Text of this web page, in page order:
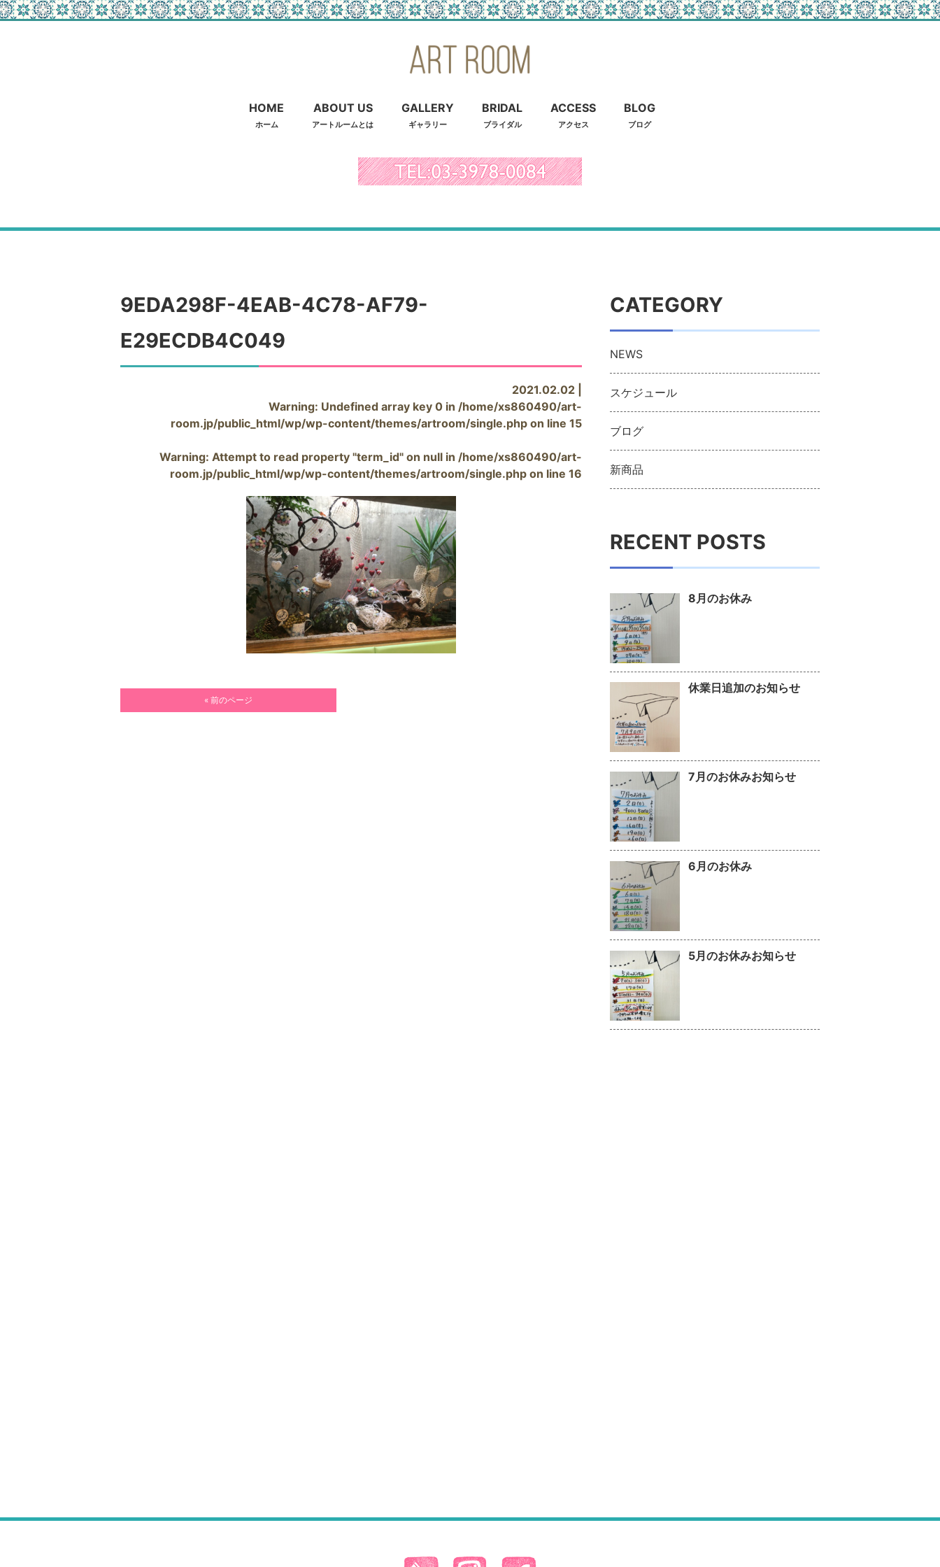
HOME
ホーム
ABOUT US
アートルームとは
GALLERY
ギャラリー
BRIDAL
ブライダル
ACCESS
アクセス
BLOG
ブログ
9EDA298F-4EAB-4C78-AF79-
E29ECDB4C049
2021.02.02 |
Warning: Undefined array key 0 in /home/xs860490/art-
room.jp/public_html/wp/wp-content/themes/artroom/single.php on line 15
Warning: Attempt to read property "term_id" on null in /home/xs860490/art-
room.jp/public_html/wp/wp-content/themes/artroom/single.php on line 16
« 前のページ
CATEGORY
NEWS
スケジュール
ブログ
新商品
RECENT POSTS
8月のお休み
休業日追加のお知らせ
7月のお休みお知らせ
6月のお休み
5月のお休みお知らせ